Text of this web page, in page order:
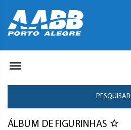
PESQUISAR
ÁLBUM DE FIGURINHAS